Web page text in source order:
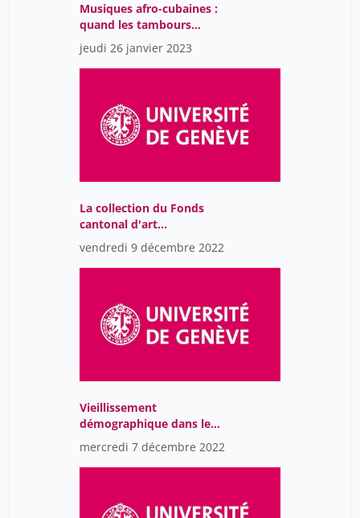
Musiques afro-cubaines :
quand les tambours
battent le rappel
jeudi 26 janvier 2023
La collection du Fonds
cantonal d'art
contemporain de Genève
vendredi 9 décembre 2022
Vieillissement
démographique dans le
canton de Genève: Etat
des lieux et défis futurs
mercredi 7 décembre 2022